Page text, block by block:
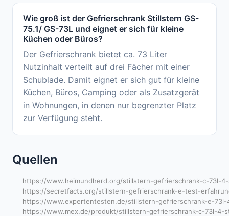
Wie groß ist der Gefrierschrank Stillstern GS-
75.1/ GS-73L und eignet er sich für kleine
Küchen oder Büros?
Der Gefrierschrank bietet ca. 73 Liter
Nutzinhalt verteilt auf drei Fächer mit einer
Schublade. Damit eignet er sich gut für kleine
Küchen, Büros, Camping oder als Zusatzgerät
in Wohnungen, in denen nur begrenzter Platz
zur Verfügung steht.
Quellen
https://www.heimundherd.org/stillstern-gefrierschrank-c-73l-
https://secretfacts.org/stillstern-gefrierschrank-e-test-
https://www.expertentesten.de/stillstern-gefrierschrank-e-
https://www.mex.de/produkt/stillstern-gefrierschrank-c-73l-4-